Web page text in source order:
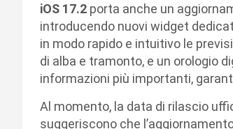
iOS 17.2 porta anche un
introducendo nuovi widget
in modo rapido e intuitivo le
di alba e tramonto, e un orologio
informazioni più importanti,
Al momento, la data di rilascio
suggeriscono che